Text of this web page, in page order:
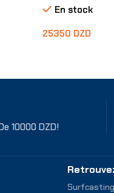
En stock
25350 DZD
10000 DZD!
Surfcasting